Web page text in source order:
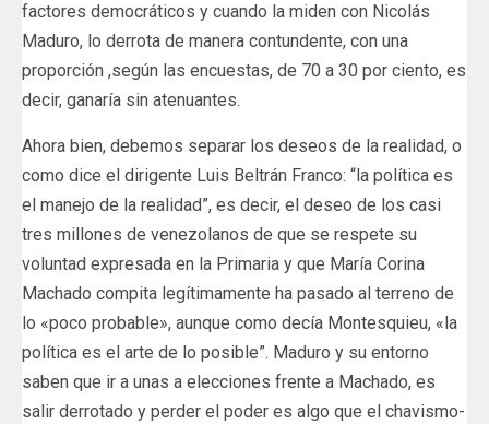
factores democráticos y cuando la miden con Nicolás
Maduro, lo derrota de manera contundente, con una
proporción ,según las encuestas, de 70 a 30 por ciento, es
decir, ganaría sin atenuantes.
Ahora bien, debemos separar los deseos de la realidad, o
como dice el dirigente Luis Beltrán Franco: “la política es
el manejo de la realidad”, es decir, el deseo de los casi
tres millones de venezolanos de que se respete su
voluntad expresada en la Primaria y que María Corina
Machado compita legítimamente ha pasado al terreno de
lo «poco probable», aunque como decía Montesquieu, «la
política es el arte de lo posible”. Maduro y su entorno
saben que ir a unas a elecciones frente a Machado, es
salir derrotado y perder el poder es algo que el chavismo-